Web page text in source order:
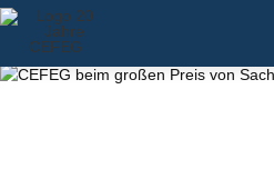
Deutsch